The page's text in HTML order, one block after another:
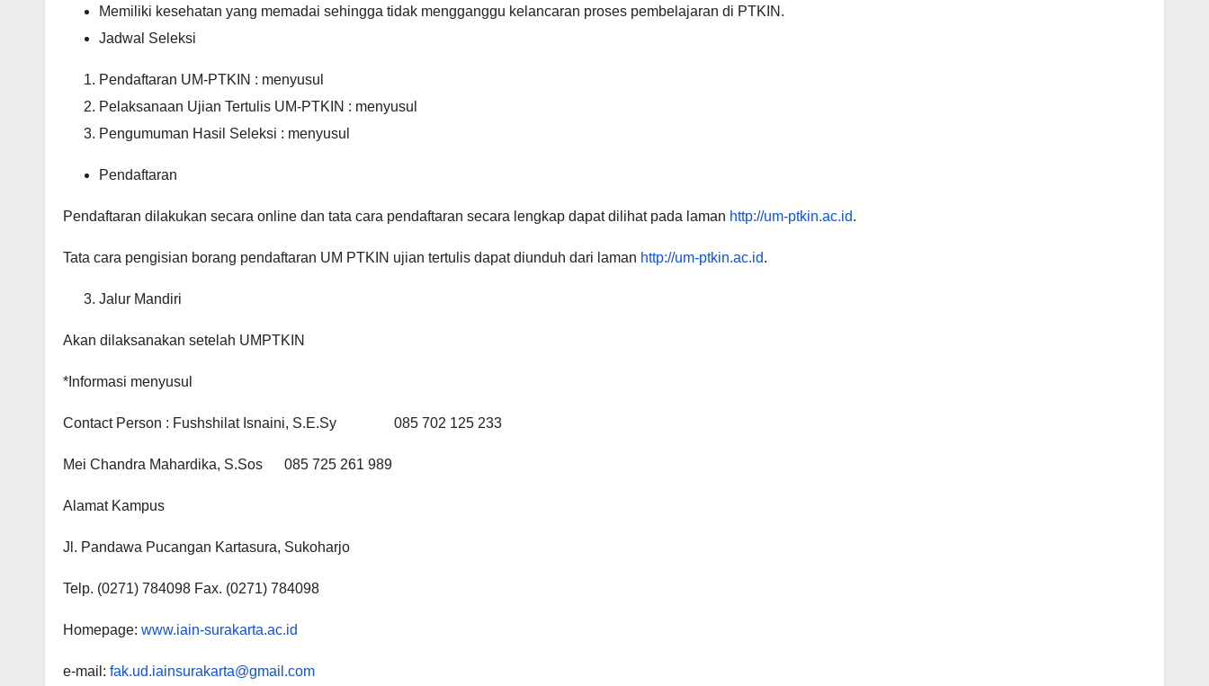
Memiliki kesehatan yang memadai sehingga tidak mengganggu kelancaran proses pembelajaran di PTKIN.
Jadwal Seleksi
Pendaftaran UM-PTKIN : menyusul
Pelaksanaan Ujian Tertulis UM-PTKIN : menyusul
Pengumuman Hasil Seleksi : menyusul
Pendaftaran
Pendaftaran dilakukan secara online dan tata cara pendaftaran secara lengkap dapat dilihat pada laman http://um-ptkin.ac.id.
Tata cara pengisian borang pendaftaran UM PTKIN ujian tertulis dapat diunduh dari laman http://um-ptkin.ac.id.
Jalur Mandiri
Akan dilaksanakan setelah UMPTKIN
*Informasi menyusul
Contact Person : Fushshilat Isnaini, S.E.Sy 085 702 125 233
Mei Chandra Mahardika, S.Sos 085 725 261 989
Alamat Kampus
Jl. Pandawa Pucangan Kartasura, Sukoharjo
Telp. (0271) 784098 Fax. (0271) 784098
Homepage: www.iain-surakarta.ac.id
e-mail: fak.ud.iainsurakarta@gmail.com